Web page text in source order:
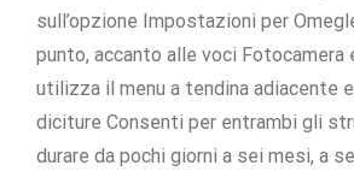
sull’opzione Impostazioni per
punto, accanto alle voci Fotocamera
utilizza il menu a tendina adiacente
diciture Consenti per entrambi gli
durare da pochi giorni a sei mesi, a